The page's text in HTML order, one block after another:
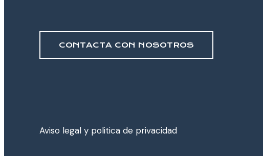
CONTACTA CON NOSOTROS
Aviso legal y poli­tica de privacidad